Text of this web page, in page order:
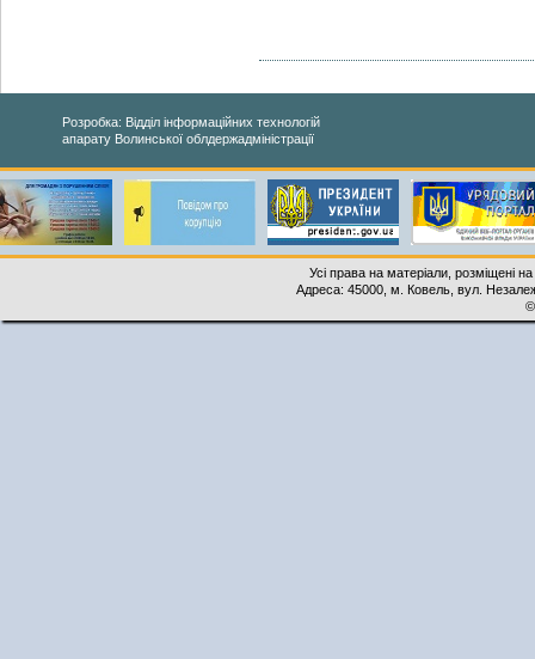
Розробка: Відділ інформаційних технологій
апарату Волинської облдержадміністрації
Усі права на матеріали, розміщені
Адреса: 45000, м. Ковель, вул.